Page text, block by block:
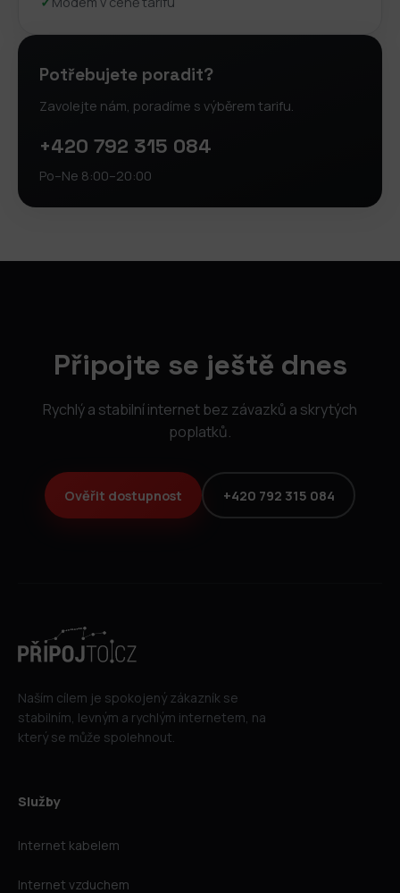
Potřebujete poradit?
Zavolejte nám, poradíme s výběrem tarifu.
+420 792 315 084
Po–Ne 8:00–20:00
Připojte se ještě dnes
Rychlý a stabilní internet bez závazků a skrytých
poplatků.
Ověřit dostupnost +420 792 315 084
Naším cílem je spokojený zákazník se
stabilním, levným a rychlým internetem, na
který se může spolehnout.
Služby
Internet kabelem
Internet vzduchem